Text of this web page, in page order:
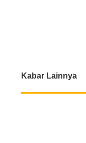
Kabar Lainnya